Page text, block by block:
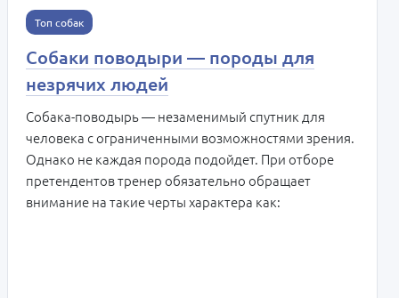
Топ собак
Собаки поводыри — породы для
незрячих людей
Собака-поводырь — незаменимый спутник для
человека с ограниченными возможностями зрения.
Однако не каждая порода подойдет. При отборе
претендентов тренер обязательно обращает
внимание на такие черты характера как: